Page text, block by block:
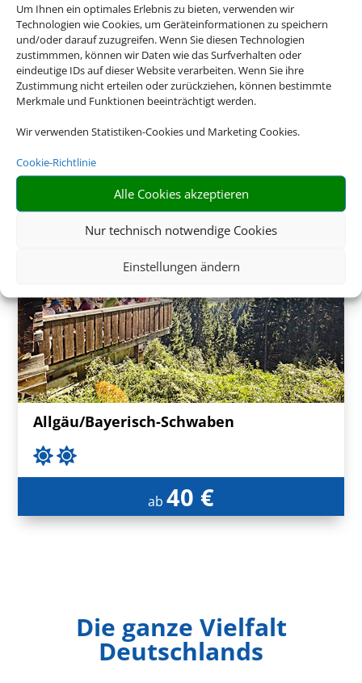
Um Ihnen ein optimales Erlebnis zu bieten, verwenden wir
Technologien wie Cookies, um Geräteinformationen zu speichern
und/oder darauf zuzugreifen. Wenn Sie diesen Technologien
zustimmmen, können wir Daten wie das Surfverhalten oder
eindeutige IDs auf dieser Website verarbeiten. Wenn Sie ihre
Zustimmung nicht erteilen oder zurückziehen, können bestimmte
Merkmale und Funktionen beeinträchtigt werden.
Wir verwenden Statistiken-Cookies und Marketing Cookies.
Cookie-Richtlinie
Alle Cookies akzeptieren
Nur technisch notwendige Cookies
Einstellungen ändern
Riedlhütte, Bayerischer Wald
275 €
Allgäu/Bayerisch-Schwaben
ab 40 €
Die ganze Vielfalt
Deutschlands